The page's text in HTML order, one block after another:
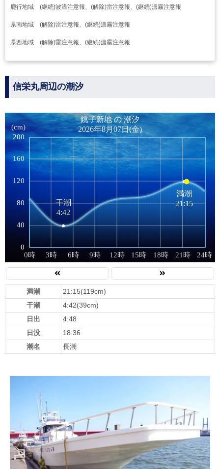
鹿行地域 (継続)波浪注意報、(解除)雷注意報、(継続)濃霧注意報
県南地域 (解除)雷注意報、(継続)濃霧注意報
県西地域 (解除)雷注意報、(継続)濃霧注意報
信栄丸周辺の潮汐
満潮
21:15(119cm)
干潮
4:42(39cm)
日出
4:48
日没
18:36
潮名
長潮